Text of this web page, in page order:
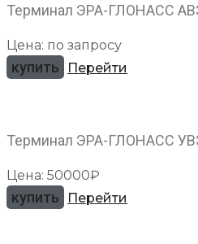
Терминал ЭРА-ГЛОНАСС
Цена: по запросу
купить Перейти
Терминал ЭРА-ГЛОНАСС
Цена: 50000₽
купить Перейти